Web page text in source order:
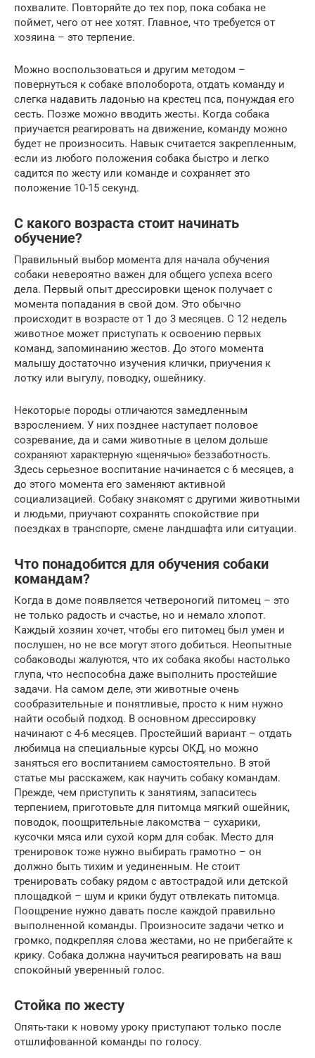
похвалите. Повторяйте до тех пор, пока собака не
поймет, чего от нее хотят. Главное, что требуется от
хозяина – это терпение.
Можно воспользоваться и другим методом –
повернуться к собаке вполоборота, отдать команду и
слегка надавить ладонью на крестец пса, понуждая его
сесть. Позже можно вводить жесты. Когда собака
приучается реагировать на движение, команду можно
будет не произносить. Навык считается закрепленным,
если из любого положения собака быстро и легко
садится по жесту или команде и сохраняет это
положение 10-15 секунд.
С какого возраста стоит начинать
обучение?
Правильный выбор момента для начала обучения
собаки невероятно важен для общего успеха всего
дела. Первый опыт дрессировки щенок получает с
момента попадания в свой дом. Это обычно
происходит в возрасте от 1 до 3 месяцев. С 12 недель
животное может приступать к освоению первых
команд, запоминанию жестов. До этого момента
малышу достаточно изучения клички, приучения к
лотку или выгулу, поводку, ошейнику.
Некоторые породы отличаются замедленным
взрослением. У них позднее наступает половое
созревание, да и сами животные в целом дольше
сохраняют характерную «щенячью» беззаботность.
Здесь серьезное воспитание начинается с 6 месяцев, а
до этого момента его заменяют активной
социализацией. Собаку знакомят с другими животными
и людьми, приучают сохранять спокойствие при
поездках в транспорте, смене ландшафта или ситуации.
Что понадобится для обучения собаки
командам?
Когда в доме появляется четвероногий питомец – это
не только радость и счастье, но и немало хлопот.
Каждый хозяин хочет, чтобы его питомец был умен и
послушен, но не все могут этого добиться. Неопытные
собаководы жалуются, что их собака якобы настолько
глупа, что неспособна даже выполнить простейшие
задачи. На самом деле, эти животные очень
сообразительные и понятливые, просто к ним нужно
найти особый подход. В основном дрессировку
начинают с 4-6 месяцев. Простейший вариант – отдать
любимца на специальные курсы ОКД, но можно
заняться его воспитанием самостоятельно. В этой
статье мы расскажем, как научить собаку командам.
Прежде, чем приступить к занятиям, запаситесь
терпением, приготовьте для питомца мягкий ошейник,
поводок, поощрительные лакомства – сухарики,
кусочки мяса или сухой корм для собак. Место для
тренировок тоже нужно выбирать грамотно – он
должно быть тихим и уединенным. Не стоит
тренировать собаку рядом с автострадой или детской
площадкой – шум и крики будут отвлекать питомца.
Поощрение нужно давать после каждой правильно
выполненной команды. Произносите задачи четко и
громко, подкрепляя слова жестами, но не прибегайте к
крику. Собака должна научиться реагировать на ваш
спокойный уверенный голос.
Стойка по жесту
Опять-таки к новому уроку приступают только после
отшлифованной команды по голосу.